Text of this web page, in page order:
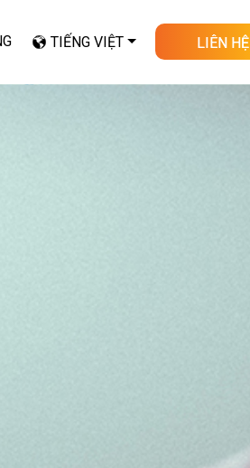
TIẾNG VIỆT LIÊN HỆ